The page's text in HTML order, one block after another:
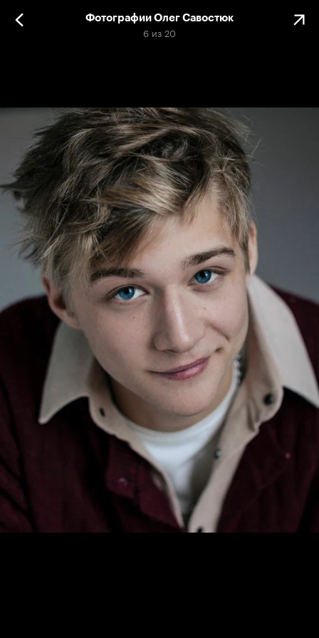
Фотографии Олег Савостюк
6 из 20